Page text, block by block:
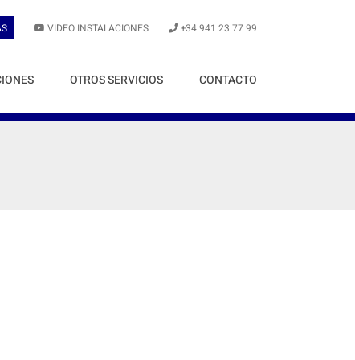
VIDEO INSTALACIONES +34 941 23 77 99
OTROS SERVICIOS CONTACTO